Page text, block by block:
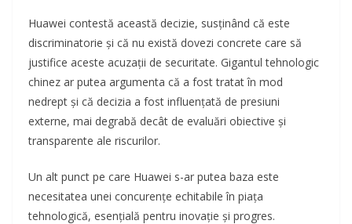
Huawei contestă această decizie, susținând că este
discriminatorie și că nu există dovezi concrete care să
justifice aceste acuzații de securitate. Gigantul tehnologic
chinez ar putea argumenta că a fost tratat în mod
nedrept și că decizia a fost influențată de presiuni
externe, mai degrabă decât de evaluări obiective și
transparente ale riscurilor.
Un alt punct pe care Huawei s-ar putea baza este
necesitatea unei concurențe echitabile în piața
tehnologică, esențială pentru inovație și progres.